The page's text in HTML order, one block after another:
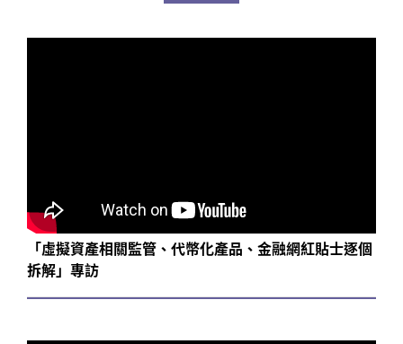
「虛擬資產相關監管、代幣化產品、金融網紅貼士逐個
拆解」專訪